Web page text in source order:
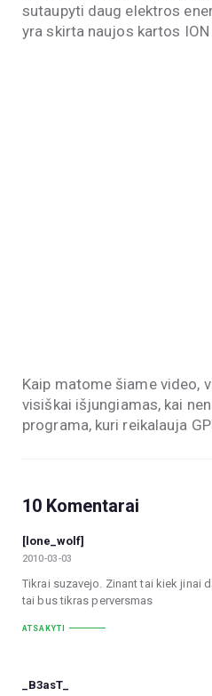
sutaupyti daug elektros
yra skirta naujos kartos
Kaip matome šiame video,
visiškai išjungiamas, kai
programa, kuri reikalauja
10 Komentarai
[lone_wolf]
2010-03-03
Tikrai suzavejo. Zinant tai kiek jinai
tai bus tikras perversmas
ATSAKYTI
_B3asT_